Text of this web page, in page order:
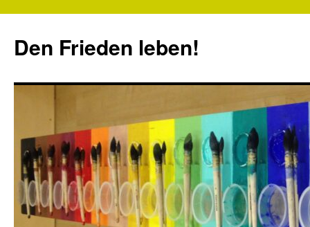
springen
Den Frieden leben!